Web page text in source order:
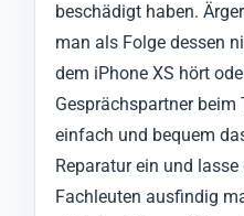
beschädigt haben.
man als Folge dessen
dem iPhone XS hört
Gesprächspartner beim
einfach und bequem
Reparatur ein und
Fachleuten ausfindig